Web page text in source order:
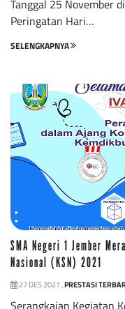
Tanggal 25 November
Peringatan Hari…
SELENGKAPNYA
SMA Negeri 1 Jember
Nasional (KSN) 2021
27 DES 2021 ,PRESTASI
Serangkaian Kegiatan